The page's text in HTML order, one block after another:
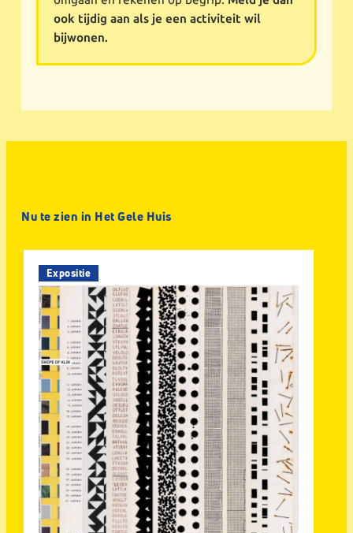
ook tijdig aan als je een activiteit wil
bijwonen.
Nu te zien in Het Gele Huis
Expositie